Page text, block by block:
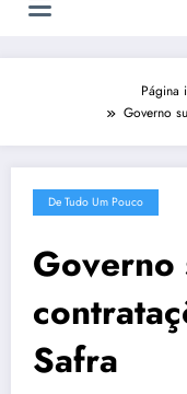
Página
Governo
De Tudo Um Pouco
Governo
Safra